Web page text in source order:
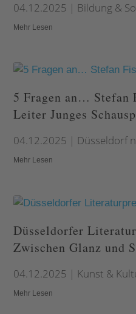
04.12.2025 | Bildung &
Mehr Lesen
5 Fragen an… Stefan
Leiter Junges
04.12.2025 | Düsseldorf
Mehr Lesen
Düsseldorfer
Zwischen Glanz und
04.12.2025 | Kunst &
Mehr Lesen